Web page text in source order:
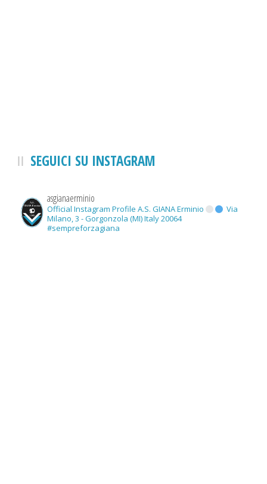
SEGUICI SU INSTAGRAM
asgianaerminio
Official Instagram Profile A.S. GIANA Erminio
Via
Milano, 3 - Gorgonzola (MI) Italy 20064
#sempreforzagiana